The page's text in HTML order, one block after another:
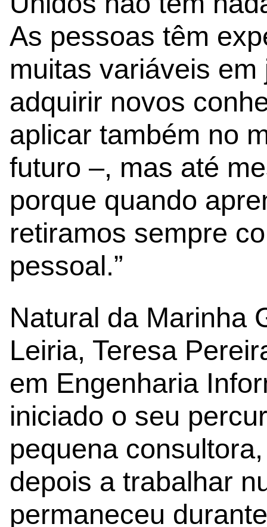
As pessoas têm
muitas variáveis
adquirir novos
aplicar também no
futuro –, mas até
porque quando
retiramos sempre
pessoal.”
Natural da Marinha
Leiria, Teresa
em Engenharia
iniciado o seu
pequena
depois a trabalhar
permaneceu